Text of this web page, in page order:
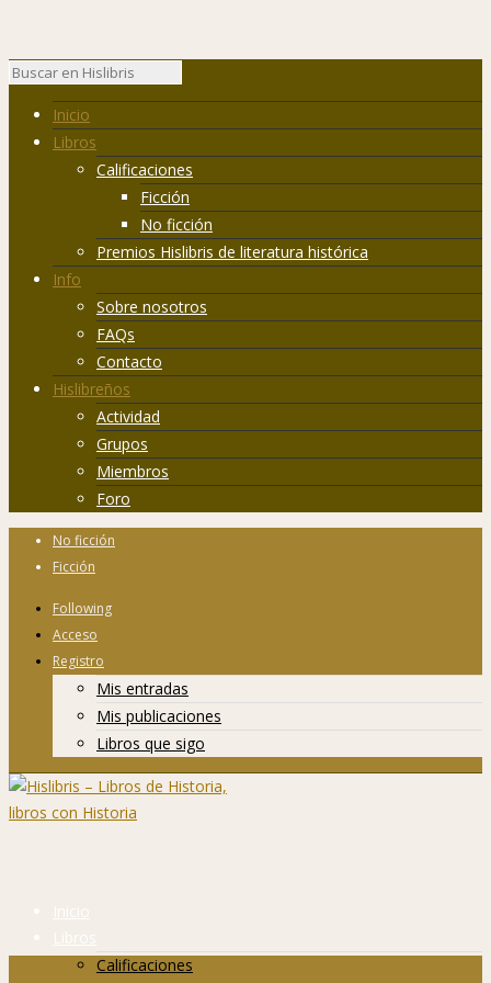
Inicio
Libros
Calificaciones
Ficción
No ficción
Premios Hislibris de literatura histórica
Info
Sobre nosotros
FAQs
Contacto
Hislibreños
Actividad
Grupos
Miembros
Foro
No ficción
Ficción
Following
Acceso
Registro
Mis entradas
Mis publicaciones
Libros que sigo
Inicio
Libros
Calificaciones